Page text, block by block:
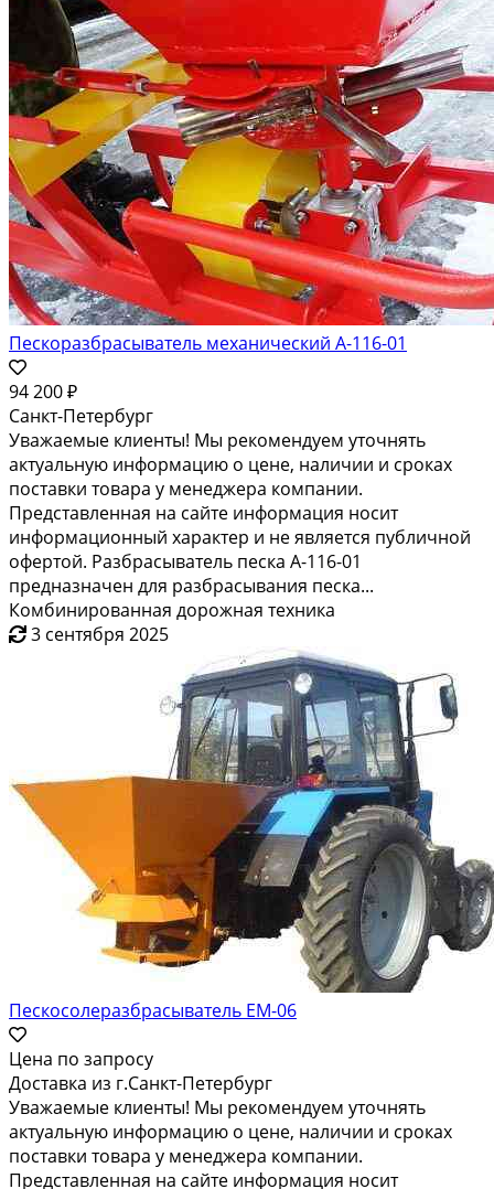
Пескоразбрасыватель механический А-116-01
94 200 ₽
Санкт-Петербург
Уважаемые клиенты! Мы рекомендуем уточнять
актуальную информацию о цене, наличии и сроках
поставки товара у менеджера компании.
Представленная на сайте информация носит
информационный характер и не является публичной
офертой. Разбрасыватель песка А-116-01
предназначен для разбрасывания песка...
Комбинированная дорожная техника
3 сентября 2025
Пескосолеразбрасыватель ЕМ-06
Цена по запросу
Доставка из г.Санкт-Петербург
Уважаемые клиенты! Мы рекомендуем уточнять
актуальную информацию о цене, наличии и сроках
поставки товара у менеджера компании.
Представленная на сайте информация носит